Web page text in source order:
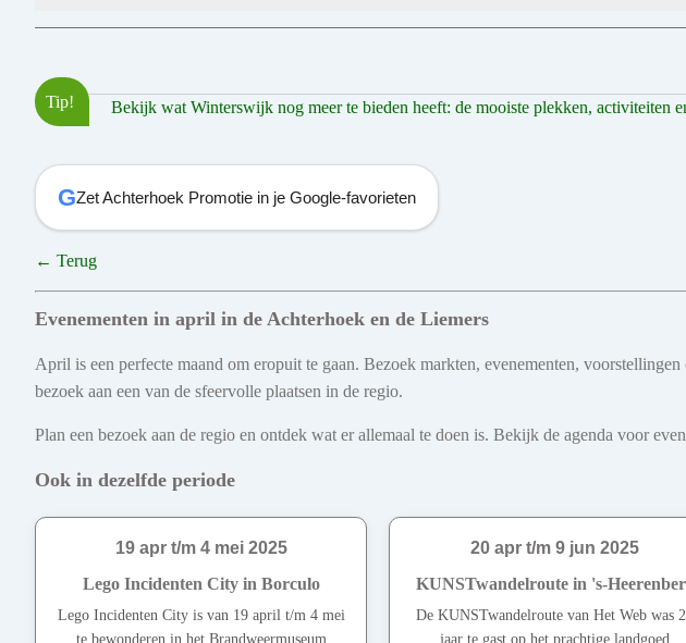
Tip! Bekijk wat Winterswijk nog meer te bieden heeft: de mooiste plekken, activiteiten
GZet Achterhoek Promotie in je Google-favorieten
← Terug
Evenementen in april in de Achterhoek en de Liemers
April is een perfecte maand om eropuit te gaan. Bezoek markten, evenementen,
bezoek aan een van de sfeervolle plaatsen in de regio.
Plan een bezoek aan de regio en ontdek wat er allemaal te doen is. Bekijk de agenda voor
Ook in dezelfde periode
19 apr t/m 4 mei 2025
Lego Incidenten City in Borculo
Lego Incidenten City is van 19 april t/m 4 mei
te bewonderen in het Brandweermuseum
20 apr t/m 9 jun 2025
KUNSTwandelroute in 's-
De KUNSTwandelroute van Het Web was
jaar te gast op het prachtige landgoed